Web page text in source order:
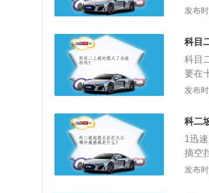
回踩
要后
0转
中，
快速
以下
车入
项
车、
试项
角转
发布
科目
科目
要在
就不
不合
作
分；
米，
压道
发布
科二
1迅
摘空
绩不
发布